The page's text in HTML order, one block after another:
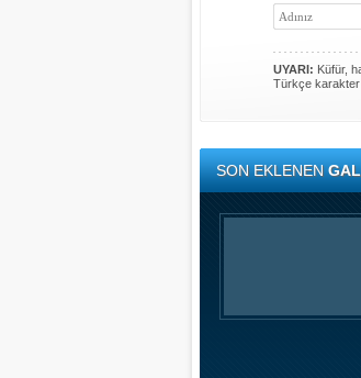
UYARI: Küfür,
Türkçe karakter
SON EKLENEN